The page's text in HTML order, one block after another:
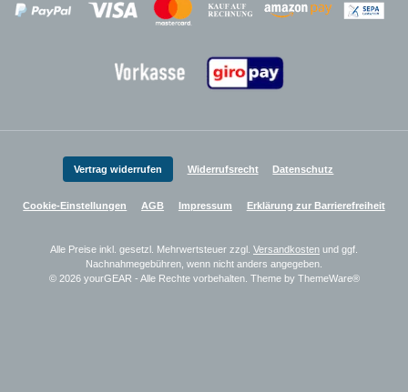
Zahlungsanbieter Zahlungsanbieter
Zahlungsanbieter
Vertrag widerrufen Widerrufsrecht Datenschutz
Cookie-Einstellungen AGB Impressum Erklärung zur Barrierefreiheit
Alle Preise inkl. gesetzl. Mehrwertsteuer zzgl. Versandkosten und ggf.
Nachnahmegebühren, wenn nicht anders angegeben.
© 2026 yourGEAR - Alle Rechte vorbehalten. Theme by ThemeWare®